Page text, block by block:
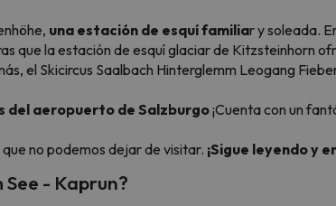
una estación de esquí familiar y soleada.
que la estación de esquí glaciar de Kitzsteinhorn
el Skicircus Saalbach Hinterglemm Leogang
del aeropuerto de Salzburgo¡Cuenta con un
que no podemos dejar de visitar. ¡Sigue leyendo y
- Kaprun?